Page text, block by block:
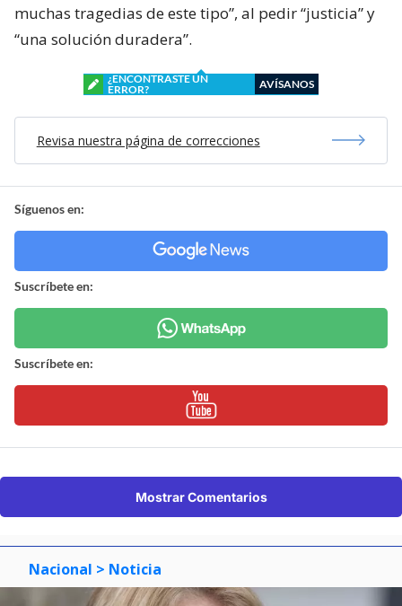
muchas tragedias de este tipo”, al pedir “justicia” y
“una solución duradera”.
¿ENCONTRASTE UN
ERROR?
AVÍSANOS
Revisa nuestra página de correcciones
Síguenos en:
Suscríbete en:
Suscríbete en:
Mostrar Comentarios
Nacional > Noticia